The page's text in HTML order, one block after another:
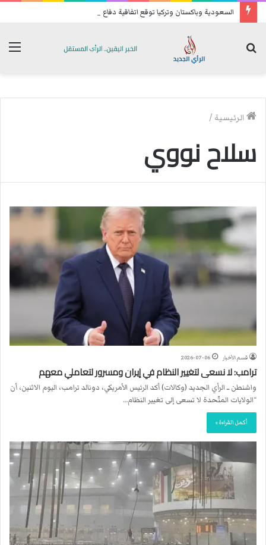
السعودية وباكستان وتركيا توقع اتفاقية دفاع مشترك
الرئيسية /
سلاح نووي
قسم الأخبار 2026-07-06
ترامب: لا نسعى لتغيير النظام في إيران ومسرور لتعاملي معهم
واشنطن ــ الرأي الجديد (وكالات) أكد الرئيس الأمريكي، دونالد ترامب، اليوم الاثنين، أن
“الولايات المتّحدة لا تسعى إلى تغيير النظام…
أكمل القراءة »